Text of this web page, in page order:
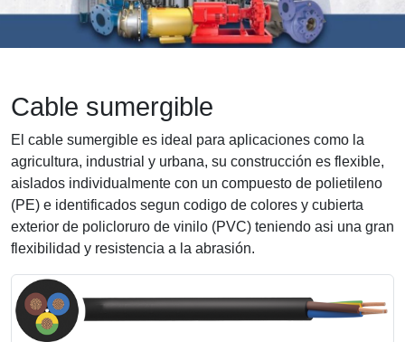
Cable sumergible
El cable sumergible es ideal para aplicaciones como la
agricultura, industrial y urbana, su construcción es flexible,
aislados individualmente con un compuesto de polietileno
(PE) e identificados segun codigo de colores y cubierta
exterior de policloruro de vinilo (PVC) teniendo asi una gran
flexibilidad y resistencia a la abrasión.